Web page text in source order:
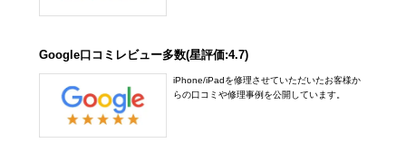
Google口コミレビュー多数(星評価:4.7)
iPhone/iPadを修理させていただいたお客様か
らの口コミや修理事例を公開しています。